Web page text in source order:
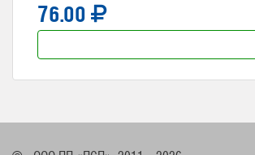
76.00